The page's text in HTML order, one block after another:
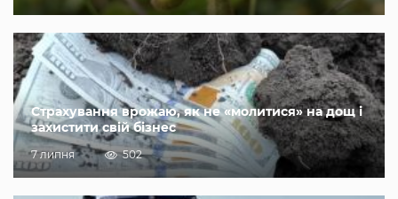
Страхування врожаю, як не «молитися» на дощ і
захистити свій бізнес
7 липня 502